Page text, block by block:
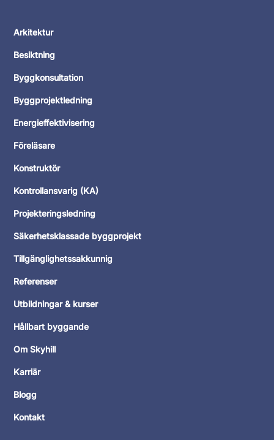
Arkitektur
Besiktning
Byggkonsultation
Byggprojektledning
Energieffektivisering
Föreläsare
Konstruktör
Kontrollansvarig (KA)
Projekteringsledning
Säkerhetsklassade byggprojekt
Tillgänglighetssakkunnig
Referenser
Utbildningar & kurser
Hållbart byggande
Om Skyhill
Karriär
Blogg
Kontakt